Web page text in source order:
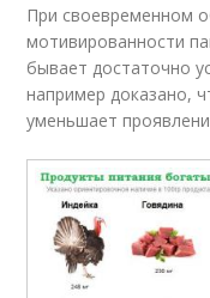
При своевременном
мотивированности
бывает достаточно
например доказано,
уменьшает